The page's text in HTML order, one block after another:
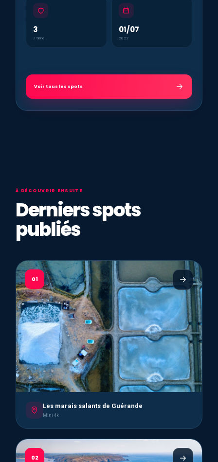
3
J’aime
01/07
2022
Voir tous les spots
À DÉCOUVRIR ENSUITE
Derniers spots
publiés
01
Les marais salants de Guérande
Mini 4k
02